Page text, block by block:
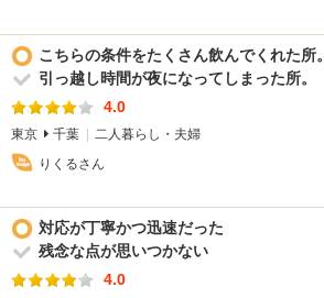
こちらの条件をたくさん飲んでくれた所。
引っ越し時間が夜になってしまった所。
4.0
東京 千葉
二人暮らし・夫婦
りくるさん
対応が丁寧かつ迅速だった
残念な点が思いつかない
4.0